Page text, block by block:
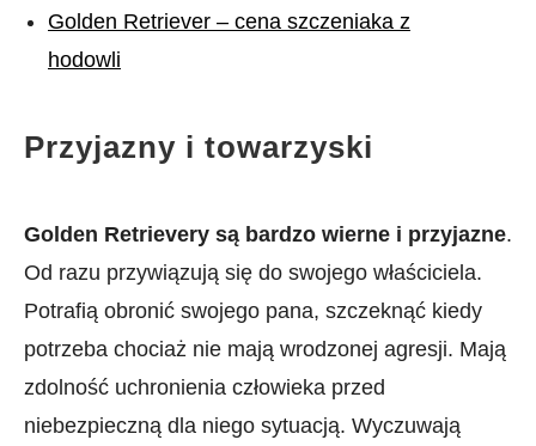
Golden Retriever – cena szczeniaka z
hodowli
Przyjazny i towarzyski
Golden Retrievery są bardzo wierne i przyjazne.
Od razu przywiązują się do swojego właściciela.
Potrafią obronić swojego pana, szczeknąć kiedy
potrzeba chociaż nie mają wrodzonej agresji. Mają
zdolność uchronienia człowieka przed
niebezpieczną dla niego sytuacją. Wyczuwają